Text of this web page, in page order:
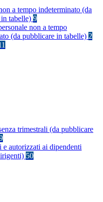
a tempo indeterminato (da
tabelle) 9
non a tempo
(da pubblicare in tabelle) 2
trimestrali (da pubblicare
autorizzati ai dipendenti
50